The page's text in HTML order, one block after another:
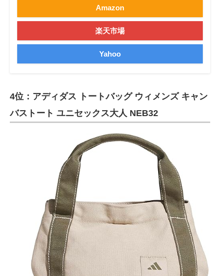
Amazon
楽天市場
Yahoo
4位：アディダス トートバッグ ウィメンズ キャン
バストート ユニセックス大人 NEB32